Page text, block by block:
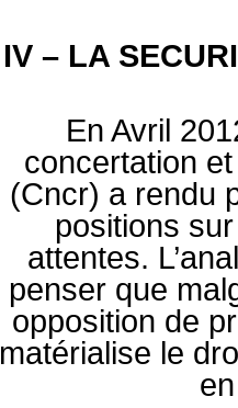
IV – LA
En Avril
concertation
(Cncr) a rendu
positions
attentes.
penser que
opposition de
matérialise le